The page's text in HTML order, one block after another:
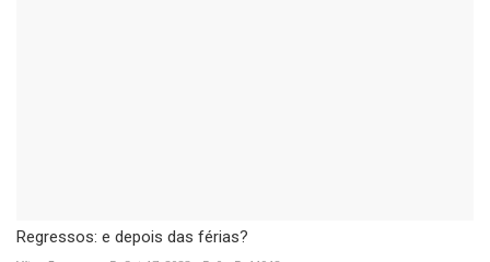
Regressos: e depois das férias?